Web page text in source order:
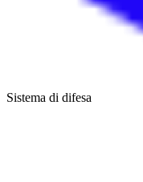
Sistema di difesa